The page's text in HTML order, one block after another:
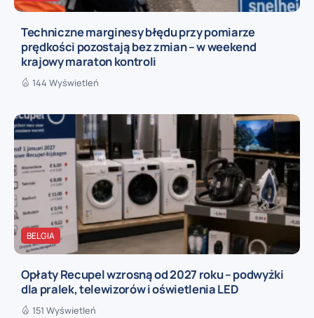
Techniczne marginesy błędu przy pomiarze
prędkości pozostają bez zmian – w weekend
krajowy maraton kontroli
144 Wyświetleń
BELGIA
Opłaty Recupel wzrosną od 2027 roku – podwyżki
dla pralek, telewizorów i oświetlenia LED
151 Wyświetleń